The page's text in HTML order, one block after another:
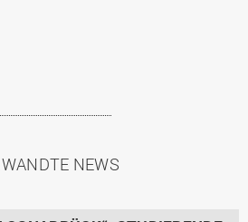
NEWS